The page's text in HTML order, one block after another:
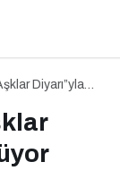
Diyarı”yla
Ekrana